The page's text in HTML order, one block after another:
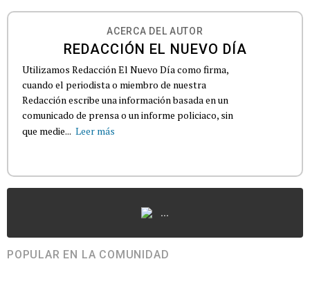
ACERCA DEL AUTOR
REDACCIÓN EL NUEVO DÍA
Utilizamos Redacción El Nuevo Día como firma,
cuando el periodista o miembro de nuestra
Redacción escribe una información basada en un
comunicado de prensa o un informe policiaco, sin
que medie... Leer más
...
POPULAR EN LA COMUNIDAD